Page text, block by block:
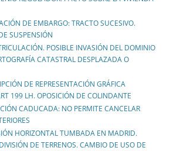
DE EMBARGO: TRACTO SUCESIVO.
SUSPENSIÓN
POSIBLE INVASIÓN DEL DOMINIO
CATASTRAL DESPLAZADA O
DE REPRESENTACIÓN GRÁFICA
199 LH. OPOSICIÓN DE COLINDANTE
CADUCADA: NO PERMITE CANCELAR
HORIZONTAL TUMBADA EN MADRID.
DE TERRENOS. CAMBIO DE USO DE